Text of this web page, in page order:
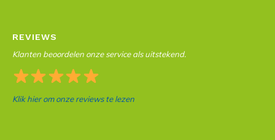
REVIEWS
Klanten beoordelen onze service als uitstekend.
Klik hier om onze reviews te lezen